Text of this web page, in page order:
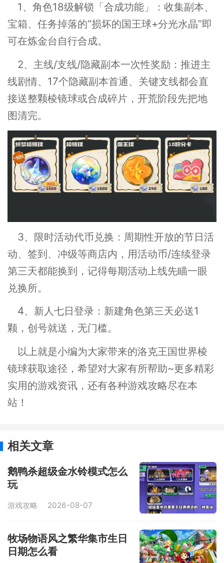
1、角色18级解锁「合成功能」：收集副本、
宝箱、任务掉落的“损坏的国王球+分光水晶”即
可在炼金台自行合成。
2、主线/支线/隐藏副本一次性奖励：推进主
线剧情、17个隐藏副本首通、关键支线都会直
接送整颗棱镜球或合成碎片，开荒阶段先把地
图清完。
3、限时活动代币兑换：周期性开放的节日活
动、签到、冲级等商店内，用活动币/连续登录
第三天都能换到，记得每期活动上线先瞄一眼
兑换所。
4、新人七日登录：新建角色第三天必送1
颗，创号就送，无门槛。
以上就是小编为大家带来的洛克王国世界棱
镜球获取途径，希望对大家有所帮助~更多精彩
实用的游戏资讯，还有各种游戏攻略尽在本
站！
相关文章
鹅鸭杀超级金水铃模式怎么
玩
游戏攻略 2026-08-07
牧场物语风之繁华集市生日
日期怎么看